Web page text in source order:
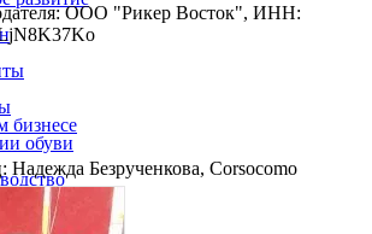
обуви
ООО "Рикер Восток", ИНН:
бизнесе
Безрученкова, Corsocomo